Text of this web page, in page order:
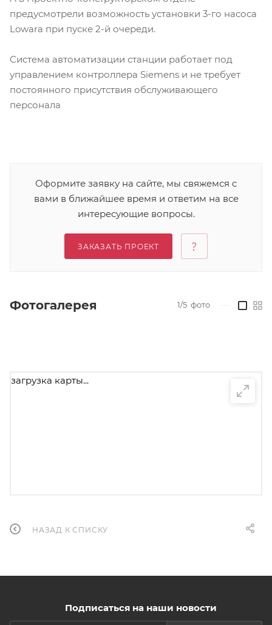
предусмотрели возможность установки 3-го насоса
Lowara при пуске 2-й очереди.
Система автоматизации станции работает под
управлением контроллера Siemens и не требует
постоянного присутствия обслуживающего
персонала
Оформите заявку на сайте, мы свяжемся с
вами в ближайшее время и ответим на все
интересующие вопросы.
ЗАКАЗАТЬ ПРОЕКТ
Фотогалерея 1/5 фото
загрузка карты...
НАЗАД К СПИСКУ
Подписаться на наши новости